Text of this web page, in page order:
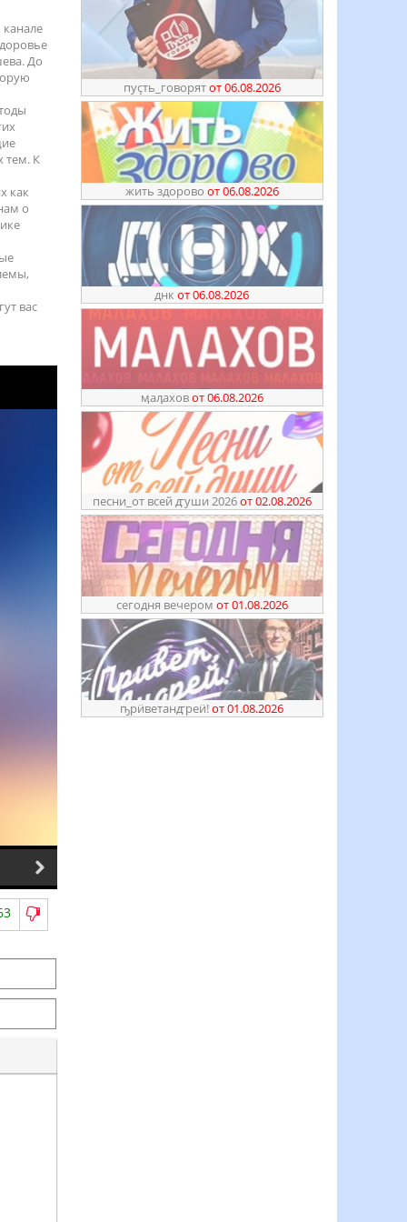
До
тем. К
как
о
вас
пуҫть_говорятот 06.08.2026
жить здорово от 06.08.2026
днк от 06.08.2026
ӎаԓаховот 06.08.2026
песни_от всей ꙣуши 2026от 02.08.2026
сегодня вечером от 01.08.2026
ҧрӥветанꙣреӥ!от 01.08.2026